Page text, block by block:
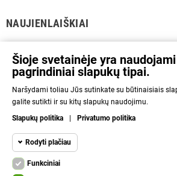
NAUJIENLAIŠKIAI
informaciją rasite parduotuvės taisyklėse.
Aš sutinku su Privatumo politika ir asmens
INFORMACIJA
NAUDINGA
Šioje svetainėje yra
pagrindiniai slapukų tipai.
Naršydami toliau Jūs sutinkate su būtinaisiais
galite sutikti ir su kitų slapukų naudojimu.
Slapukų politika
Privatumo politika
Rodyti plačiau
Funkciniai